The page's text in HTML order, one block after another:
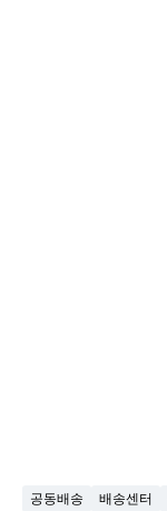
공동배송 배송센터